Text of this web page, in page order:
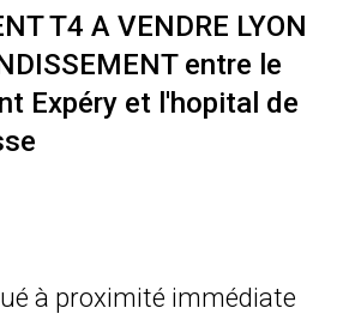
T4 A VENDRE LYON
entre le
Expéry et l'hopital de
à proximité immédiate